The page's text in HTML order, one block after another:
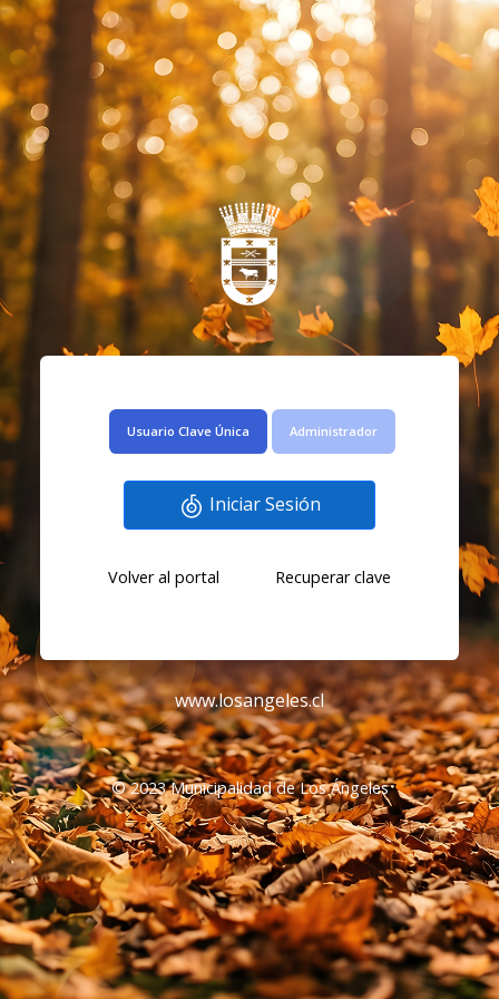
Usuario Clave Única Administrador
Iniciar Sesión
Volver al portal Recuperar clave
www.losangeles.cl
© 2023 Municipalidad de Los Ángeles